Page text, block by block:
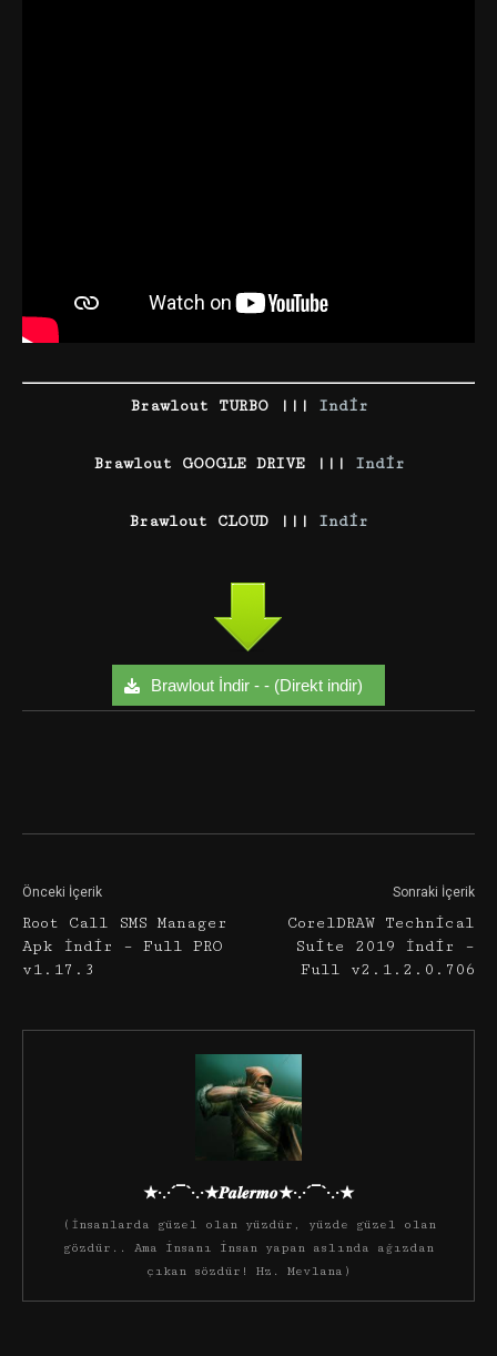
Brawlout TURBO ||| Indir
Brawlout GOOGLE DRIVE ||| Indir
Brawlout CLOUD ||| Indir
Brawlout İndir - - (Direkt indir)
Önceki İçerik
Root Call SMS Manager
Apk İndir – Full PRO
v1.17.3
Sonraki İçerik
CorelDRAW Technical
Suite 2019 İndir –
Full v2.1.2.0.706
★·.·´¯`·.·★𝑷𝒂𝒍𝒆𝒓𝒎𝒐★·.·´¯`·.·★
(İnsanlarda güzel olan yüzdür, yüzde güzel olan
gözdür.. Ama insanı insan yapan aslında ağızdan
çıkan sözdür! Hz. Mevlana)